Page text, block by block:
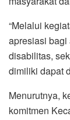
“Melalui
apresiasi bagi
disabilitas,
dimiliki dapat
Menurutnya,
komitmen